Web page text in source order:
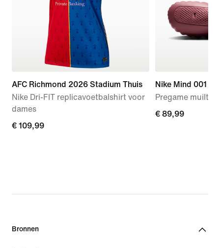
AFC Richmond 2026 Stadium Thuis
Nike Dri-FIT replicavoetbalshirt voor
dames
€ 109,99
€ 109,99
Nike Mind 001
Pregame
€ 89,99
€ 89,99
Bronnen